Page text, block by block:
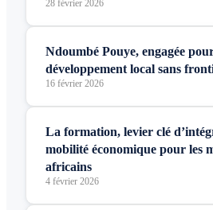
28 février 2026
Ndoumbé Pouye, engagée
développement local sans
16 février 2026
La formation, levier clé
mobilité économique pour les
africains
4 février 2026